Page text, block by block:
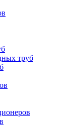
труб